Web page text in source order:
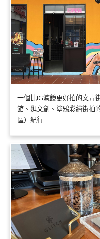
一個比IG濾鏡更好拍的文青
館、逛文創、塗鴉彩繪街拍
區）紀行